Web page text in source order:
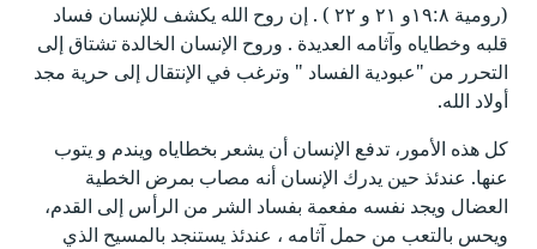
(رومية ١٩:٨و ٢١ و ٢٢ ) . إن روح الله يكشف للإنسان فساد
قلبه وخطاياه وآثامه العديدة . وروح الإنسان الخالدة تشتاق إلى
التحرر من "عبودية الفساد " وترغب في الإنتقال إلى حرية مجد
أولاد الله.
كل هذه الأمور، تدفع الإنسان أن يشعر بخطاياه ويندم و يتوب
عنها. عندئذ حين يدرك الإنسان أنه مصاب بمرض الخطية
العضال ويجد نفسه مفعمة بفساد الشر من الرأس إلى القدم،
ويحس بالتعب من حمل آثامه ، عندئذ يستنجد بالمسيح الذي